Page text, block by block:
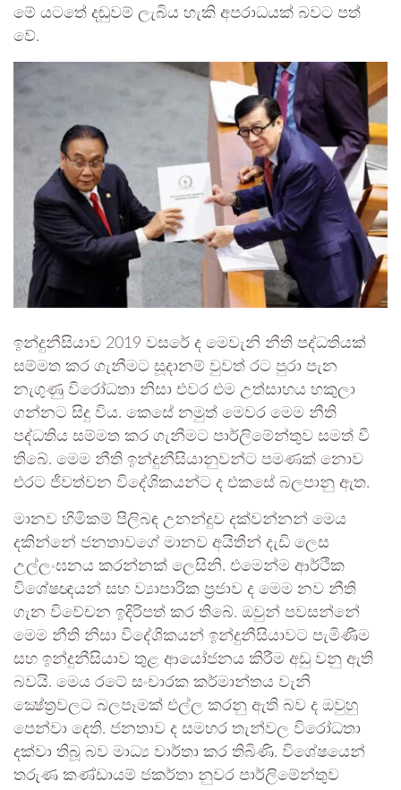
මේ යටතේ දඬුවම් ලැබිය හැකි අපරාධයක් බවට පත්
වේ.
ඉන්දුනීසියාව 2019 වසරේ ද මෙවැනි නීති පද්ධතියක්
සම්මත කර ගැනීමට සූදානම් වුවත් රට පුරා පැන
නැගුණු විරෝධතා නිසා එවර එම උත්සාහය හකුලා
ගන්නට සිදු විය. කෙසේ නමුත් මෙවර මෙම නීති
පද්ධතිය සම්මත කර ගැනීමට පාර්ලිමේන්තුව සමත් වී
තිබේ. මෙම නීති ඉන්දුනීසියානුවන්ට පමණක් නොව
එරට ජීවත්වන විදේශිකයන්ට ද එකසේ බලපානු ඇත.
මානව හිමිකම් පිලිබඳ උනන්දුව දක්වන්නන් මෙය
දකින්නේ ජනතාවගේ මානව අයිතීන් දැඩි ලෙස
උල්ලංඝනය කරන්නක් ලෙසිනි. එමෙන්ම ආර්ථික
විශේෂඥයන් සහ ව්‍යාපාරික ප්‍රජාව ද මෙම නව නීති
ගැන විවේචන ඉදිරිපත් කර තිබේ. ඔවුන් පවසන්නේ
මෙම නීති නිසා විදේශිකයන් ඉන්දුනීසියාවට පැමිණීම
සහ ඉන්දුනීසියාව තුළ ආයෝජනය කිරීම අඩු වනු ඇති
බවයි. මෙය රටේ සංචාරක කර්මාන්තය වැනි
ක්‍ෂේත්‍රවලට බලපෑමක් එල්ල කරනු ඇති බව ද ඔවුහු
පෙන්වා දෙති. ජනතාව ද සමහර තැන්වල විරෝධතා
දක්වා තිබූ බව මාධ්‍ය වාර්තා කර තිබිණි. විශේෂයෙන්
තරුණ කණ්ඩායම් ජකර්තා නුවර පාර්ලිමේන්තුව